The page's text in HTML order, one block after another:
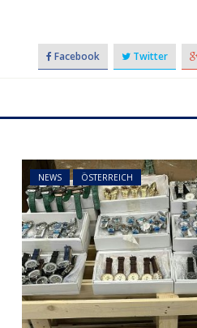
Facebook Twitter
NEWS ÖSTERREICH